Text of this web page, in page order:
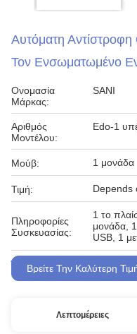
Αυτόματη
Τον Ενσωματωμένο
Ονομασία
Μάρκας:
SANI
Αριθμός
Μοντέλου:
Edo-1
Μούβ: 1 μονάδα
Τιμή: Depends
Πληροφορίες
Συσκευασίας:
1 το
μονάδα,
USB, 1
Όροι Πληρωμής: Western
Βρείτε Την Καλύτερη
Λεπτομέρειες